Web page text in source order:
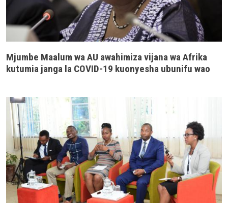
Mjumbe Maalum wa AU awahimiza vijana wa Afrika
kutumia janga la COVID-19 kuonyesha ubunifu wao